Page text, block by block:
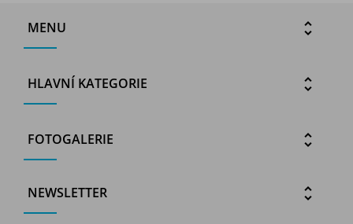
MENU
HLAVNÍ KATEGORIE
FOTOGALERIE
NEWSLETTER